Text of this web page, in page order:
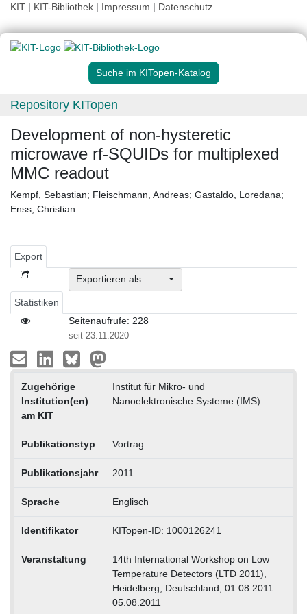
KIT | KIT-Bibliothek | Impressum | Datenschutz
Suche im KITopen-Katalog
Repository KITopen
Development of non-hysteretic
microwave rf-SQUIDs for multiplexed
MMC readout
Kempf, Sebastian; Fleischmann, Andreas; Gastaldo, Loredana;
Enss, Christian
Export
Exportieren als ...
Statistiken
Seitenaufrufe: 228
seit 23.11.2020
Zugehörige
Institution(en)
am KIT
Institut für Mikro- und
Nanoelektronische Systeme (IMS)
Publikationstyp Vortrag
Publikationsjahr 2011
Sprache Englisch
Identifikator KITopen-ID: 1000126241
Veranstaltung
14th International Workshop on Low
Temperature Detectors (LTD 2011),
Heidelberg, Deutschland, 01.08.2011 –
05.08.2011